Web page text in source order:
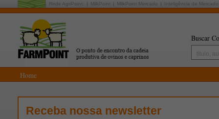
Rede AgriPoint: MilkPoint MilkPoint Mercado Inteligência de Mercado
Buscar
Home
Receba nossa newsletter